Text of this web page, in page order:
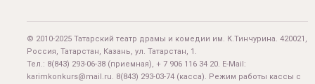
© 2010-2025 Татарский театр драмы и комедии им. К.Тинчурина. 420021,
Россия, Татарстан, Казань, ул. Татарстан, 1.
Тел.: 8(843) 293-06-38 (приемная), + 7 906 116 34 20. E-Mail:
karimkonkurs@mail.ru. 8(843) 293-03-74 (касса). Режим работы кассы с